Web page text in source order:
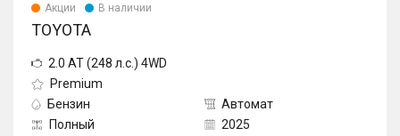
Акции В наличии
TOYOTA
2.0 AT (248 л.с.) 4WD
Premium
Бензин
Автомат
Полный
2025